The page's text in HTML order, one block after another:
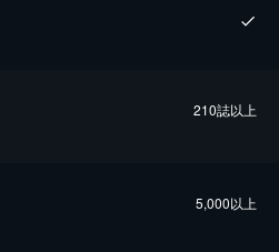
210誌以上
5,000以上